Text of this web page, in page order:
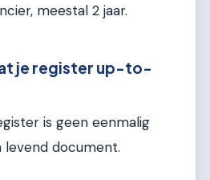
meestal 2 jaar.
je register up-to-
is geen eenmalig
levend document.